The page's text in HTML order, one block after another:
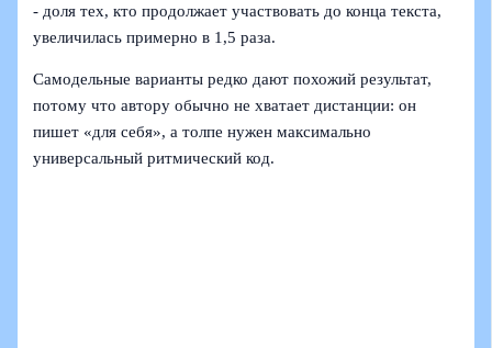
- доля тех, кто продолжает участвовать до конца текста,
увеличилась примерно в 1,5 раза.
Самодельные варианты редко дают похожий результат,
потому что автору обычно не хватает дистанции: он
пишет «для себя», а толпе нужен максимально
универсальный ритмический код.